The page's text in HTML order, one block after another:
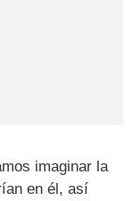
imaginar la
en él, así